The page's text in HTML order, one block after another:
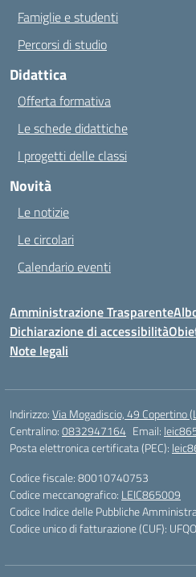
Famiglie e studenti
Percorsi di studio
Didattica
Offerta formativa
Le schede didattiche
I progetti delle classi
Novità
Le notizie
Le circolari
Calendario eventi
Amministrazione Trasparente
Dichiarazione di accessibilità
Note legali
Indirizzo:Via Mogadiscio, 49 Copertino
Centralino:0832947164 Email:
Posta elettronica certificata (PEC):
Codice fiscale: 80010740753
Codice meccanografico: LEIC865009
Codice Indice delle Pubbliche
Codice unico di fatturazione (CUF):